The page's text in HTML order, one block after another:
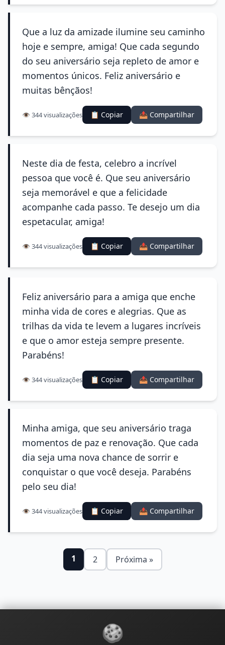
Que a luz da amizade ilumine seu caminho
hoje e sempre, amiga! Que cada segundo
do seu aniversário seja repleto de amor e
momentos únicos. Feliz aniversário e
muitas bênçãos!
👁️ 344 visualizações 📋 Copiar 📤 Compartilhar
Neste dia de festa, celebro a incrível
pessoa que você é. Que seu aniversário
seja memorável e que a felicidade
acompanhe cada passo. Te desejo um dia
espetacular, amiga!
👁️ 344 visualizações 📋 Copiar 📤 Compartilhar
Feliz aniversário para a amiga que enche
minha vida de cores e alegrias. Que as
trilhas da vida te levem a lugares incríveis
e que o amor esteja sempre presente.
Parabéns!
👁️ 344 visualizações 📋 Copiar 📤 Compartilhar
Minha amiga, que seu aniversário traga
momentos de paz e renovação. Que cada
dia seja uma nova chance de sorrir e
conquistar o que você deseja. Parabéns
pelo seu dia!
👁️ 344 visualizações 📋 Copiar 📤 Compartilhar
1 2 Próxima »
🍪